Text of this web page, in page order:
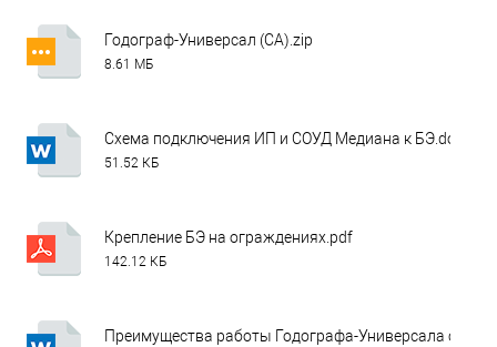
Годограф-Универсал (СА).zip
8.61 МБ
Схема подключения ИП и СОУД Медиана к БЭ.docx
51.52 КБ
Крепление БЭ на ограждениях.pdf
142.12 КБ
Преимущества работы Годографа-Универсала с